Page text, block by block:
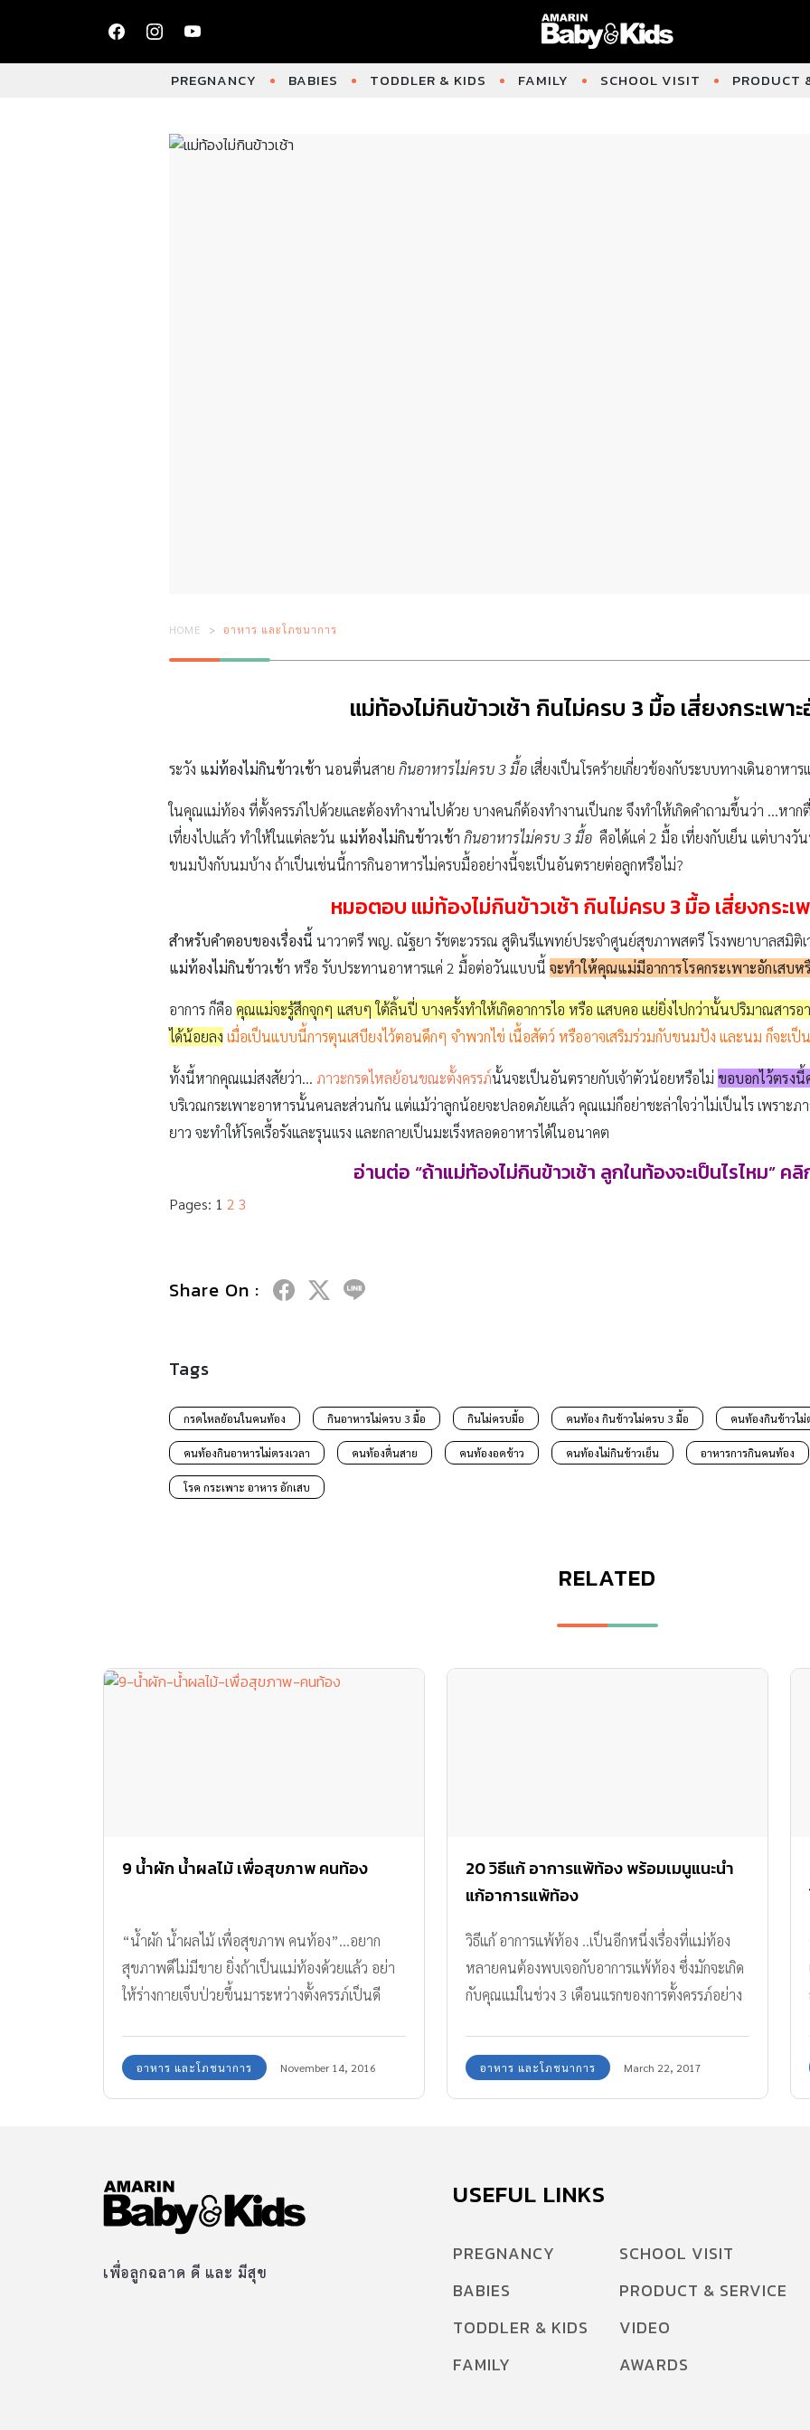
PREGNANCY BABIES TODDLER & KIDS FAMILY SCHOOL VISIT PRODUCT
HOME อาหาร และโภชนาการ
แม่ท้องไม่กินข้าวเช้า กินไม่ครบ 3 มื้อ เสี่ยงกระเพา
ระวัง แม่ท้องไม่กินข้าวเช้า นอนตื่นสาย กินอาหารไม่ครบ 3 มื้อเสี่ยงเป็นโรคร้ายเกี่ยวข้องกับระบบทางเดินอาหา
ในคุณแม่ท้อง ที่ตั้งครรภ์ไปด้วยและต้องทำงานไปด้วย บางคนก็ต้องทำงานเป็นกะ จึงทำให้เกิดคำถามขึ้นว่า …หาก
เที่ยงไปแล้ว ทำให้ในแต่ละวัน แม่ท้องไม่กินข้าวเช้า กินอาหารไม่ครบ 3 มื้อ คือได้แค่ 2 มื้อ เที่ยงกับเย็น แต่บาง
ขนมปังกับนมบ้าง ถ้าเป็นเช่นนี้การกินอาหารไม่ครบมื้ออย่างนี้จะเป็นอันตรายต่อลูกหรือไม่?
หมอตอบ แม่ท้องไม่กินข้าวเช้า กินไม่ครบ 3 มื้อ เสี่ยงกระเ
สำหรับคำตอบของเรื่องนี้ นาวาตรี พญ. ณัฐยา รัชตะวรรณ สูตินรีแพทย์ประจำศูนย์สุขภาพสตรี โรงพยาบาลสมิติเ
แม่ท้องไม่กินข้าวเช้า หรือ รับประทานอาหารแค่ 2 มื้อต่อวันแบบนี้ จะทำให้คุณแม่มีอาการโรคกระเพาะอักเสบห
อาการ ก็คือ คุณแม่จะรู้สึกจุกๆ แสบๆ ใต้ลิ้นปี่ บางครั้งทำให้เกิดอาการไอ หรือ แสบคอ แย่ยิ่งไปกว่านั้นปริมาณสารอ
ได้น้อยลง เมื่อเป็นแบบนี้การตุนเสบียงไว้ตอนดึกๆ จำพวกไข่ เนื้อสัตว์ หรืออาจเสริมร่วมกับขนมปัง และนม ก็จะเป็
ทั้งนี้หากคุณแม่สงสัยว่า… ภาวะกรดไหลย้อนขณะตั้งครรภ์นั้นจะเป็นอันตรายกับเจ้าตัวน้อยหรือไม่ ขอบอกไว้ตรง
บริเวณกระเพาะอาหารนั้นคนละส่วนกัน แต่แม้ว่าลูกน้อยจะปลอดภัยแล้ว คุณแม่ก็อย่าชะล่าใจว่าไม่เป็นไร เพราะ
ยาว จะทำให้โรคเรื้อรังและรุนเเรง และกลายเป็นมะเร็งหลอดอาหารได้ในอนาคต
อ่านต่อ “ถ้าแม่ท้องไม่กินข้าวเช้า ลูกในท้องจะเป็นไรไหม” ค
Pages: 1 2 3
Share On :
Tags
กรดไหลย้อนในคนท้อง กินอาหารไม่ครบ 3 มื้อ กินไม่ครบมื้อ คนท้อง กินข้าวไม่ครบ 3 มื้อ คนท้องกินข้าวไม่
คนท้องกินอาหารไม่ตรงเวลา คนท้องตื่นสาย คนท้องอดข้าว คนท้องไม่กินข้าวเย็น อาหารการกินคนท้อง
โรค กระเพาะ อาหาร อักเสบ
RELATED
9 น้ำผัก น้ำผลไม้ เพื่อสุขภาพ คนท้อง
“น้ำผัก น้ำผลไม้ เพื่อสุขภาพ คนท้อง”…อยาก
สุขภาพดีไม่มีขาย ยิ่งถ้าเป็นแม่ท้องด้วยแล้ว อย่า
ให้ร่างกายเจ็บป่วยขึ้นมาระหว่างตั้งครรภ์เป็นดี
แล้วดีต่อสุขภาพร่างกายของตัวเอง และลูกในท้อง
ด้วยค่ะ
อาหาร และโภชนาการ November 14, 2016
20 วิธีแก้ อาการแพ้ท้อง พร้อมเมนูแนะนำ
แก้อาการแพ้ท้อง
วิธีแก้ อาการแพ้ท้อง ..เป็นอีกหนึ่งเรื่องที่แม่ท้อง
หลายคนต้องพบเจอกับอาการแพ้ท้อง ซึ่งมักจะเกิด
กับคุณแม่ในช่วง 3 เดือนแรกของการตั้งครรภ์อย่าง
อาหาร และโภชนาการ March 22, 2017
เพื่อลูกฉลาด ดี และ มีสุข
USEFUL LINKS
PREGNANCY
BABIES
TODDLER & KIDS
FAMILY
SCHOOL VISIT
PRODUCT & SERVICE
VIDEO
AWARDS